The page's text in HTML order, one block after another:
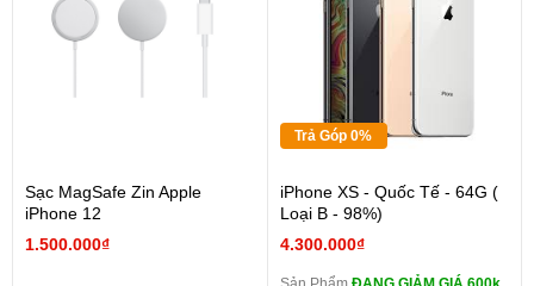
Sạc MagSafe Zin Apple
iPhone 12
1.500.000₫
Trả Góp 0%
iPhone XS - Quốc Tế - 64G (
Loại B - 98%)
4.300.000₫